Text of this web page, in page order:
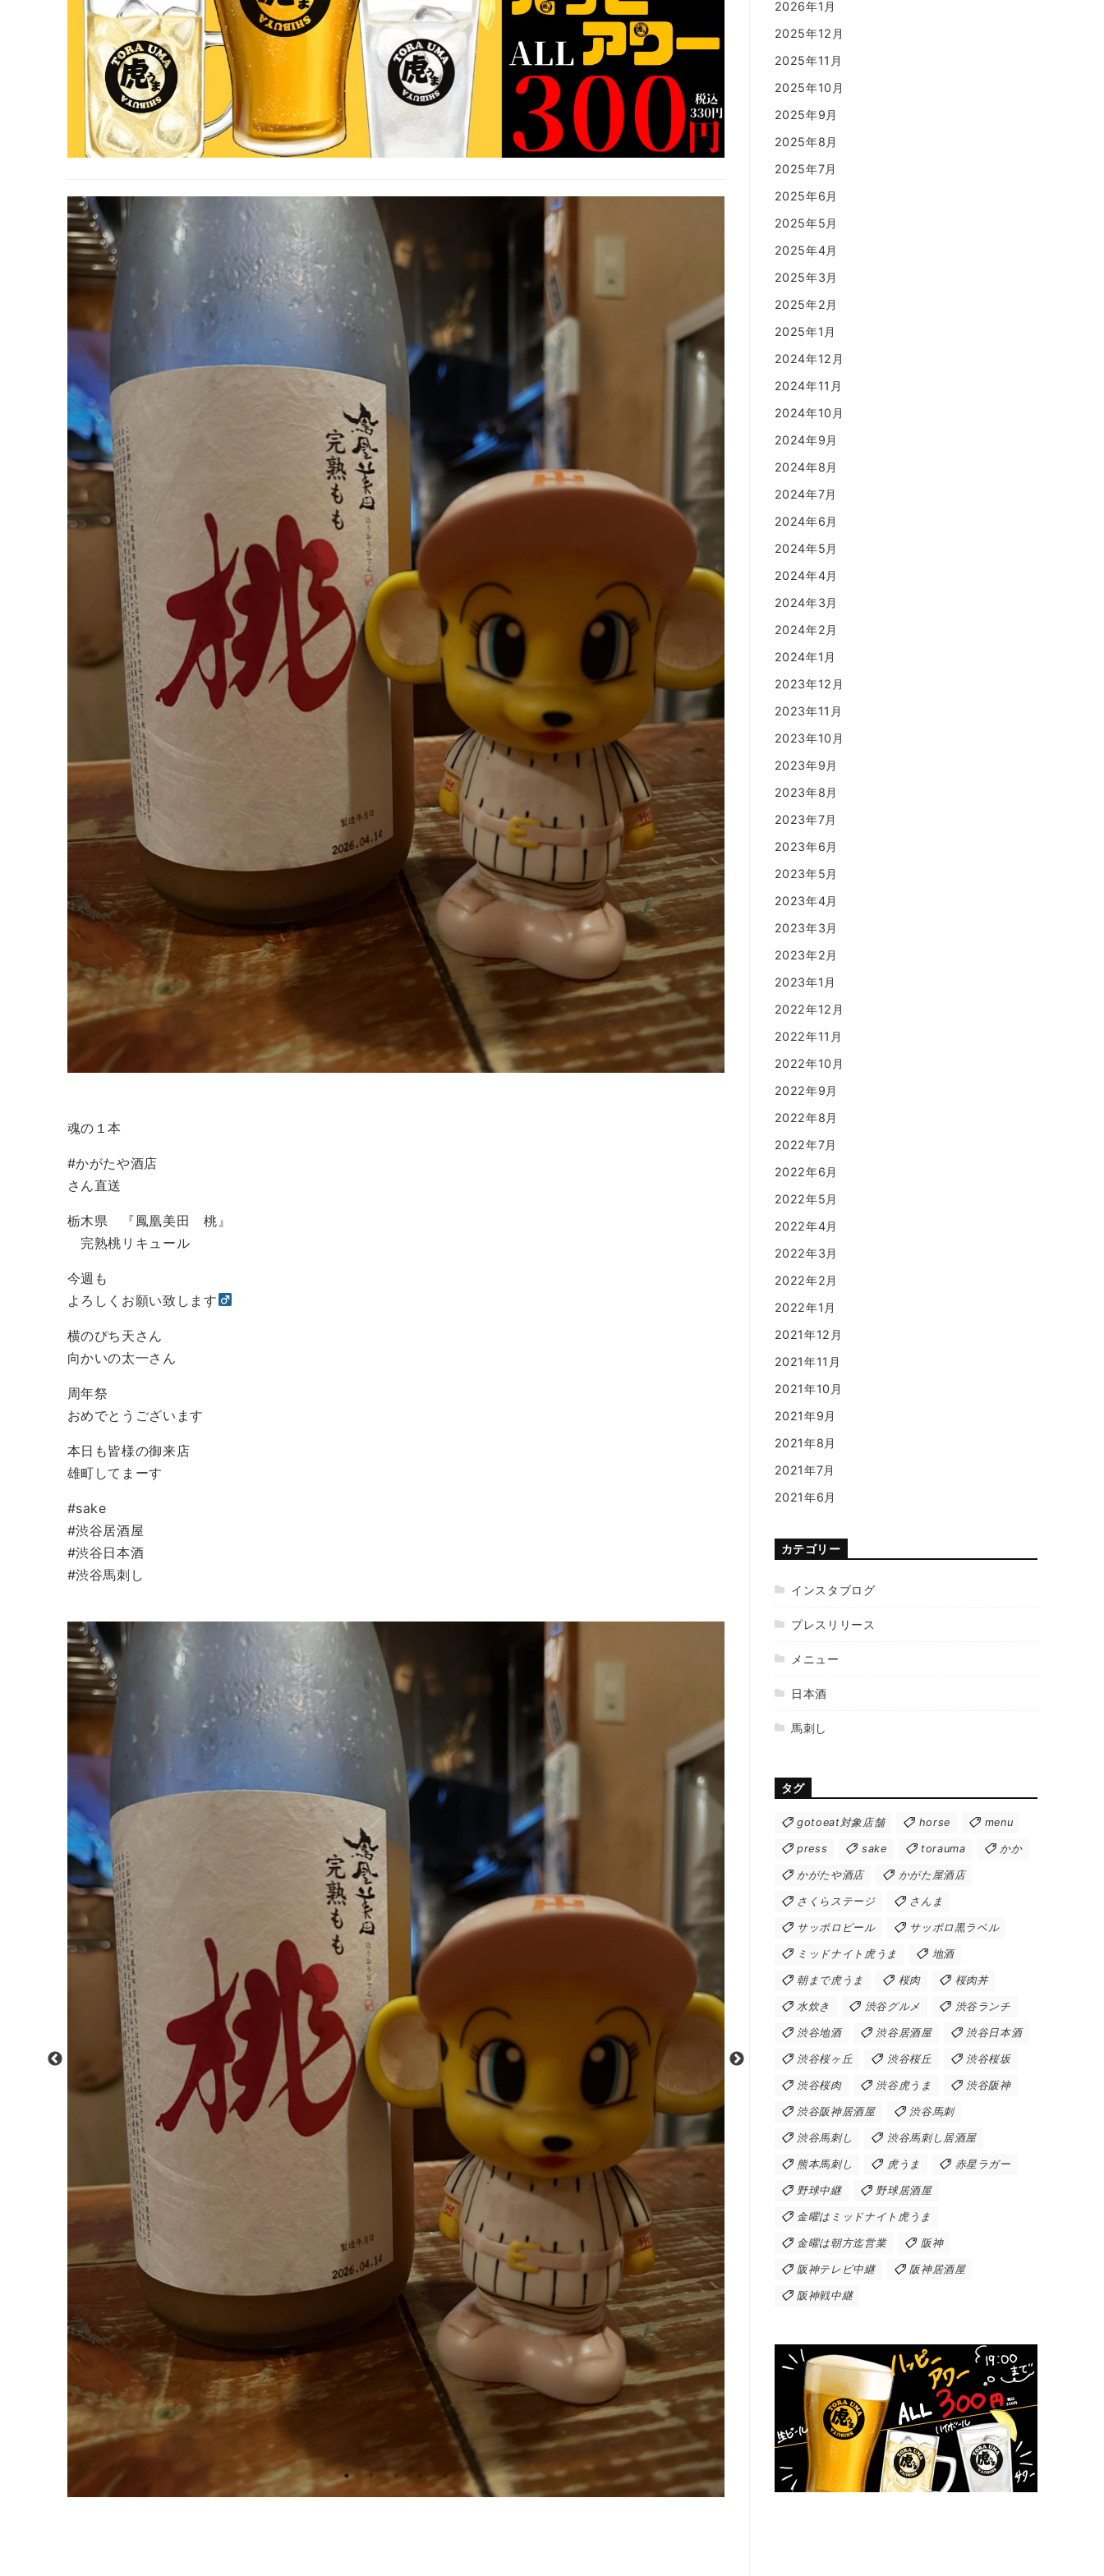
魂の１本
#かがたや酒店
さん直送
栃木県 『鳳凰美田 桃』
完熟桃リキュール
今週も
よろしくお願い致します‍
横のぴち天さん
向かいの太一さん
周年祭
おめでとうございます
本日も皆様の御来店
雄町してまーす
#sake
#渋谷居酒屋
#渋谷日本酒
#渋谷馬刺し
2026年1月
2025年12月
2025年11月
2025年10月
2025年9月
2025年8月
2025年7月
2025年6月
2025年5月
2025年4月
2025年3月
2025年2月
2025年1月
2024年12月
2024年11月
2024年10月
2024年9月
2024年8月
2024年7月
2024年6月
2024年5月
2024年4月
2024年3月
2024年2月
2024年1月
2023年12月
2023年11月
2023年10月
2023年9月
2023年8月
2023年7月
2023年6月
2023年5月
2023年4月
2023年3月
2023年2月
2023年1月
2022年12月
2022年11月
2022年10月
2022年9月
2022年8月
2022年7月
2022年6月
2022年5月
2022年4月
2022年3月
2022年2月
2022年1月
2021年12月
2021年11月
2021年10月
2021年9月
2021年8月
2021年7月
2021年6月
カテゴリー
インスタブログ
プレスリリース
メニュー
日本酒
馬刺し
タグ
gotoeat対象店舗 horse menu
press sake torauma かか
かがたや酒店 かがた屋酒店
さくらステージ さんま
サッポロビール サッポロ黒ラベル
ミッドナイト虎うま 地酒
朝まで虎うま 桜肉 桜肉丼
水炊き 渋谷グルメ 渋谷ランチ
渋谷地酒 渋谷居酒屋 渋谷日本酒
渋谷桜ヶ丘 渋谷桜丘 渋谷桜坂
渋谷桜肉 渋谷虎うま 渋谷阪神
渋谷阪神居酒屋 渋谷馬刺
渋谷馬刺し 渋谷馬刺し居酒屋
熊本馬刺し 虎うま 赤星ラガー
野球中継 野球居酒屋
金曜はミッドナイト虎うま
金曜は朝方迄営業 阪神
阪神テレビ中継 阪神居酒屋
阪神戦中継